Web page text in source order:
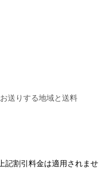
送りする地域と送料
記割引料金は適用されませ